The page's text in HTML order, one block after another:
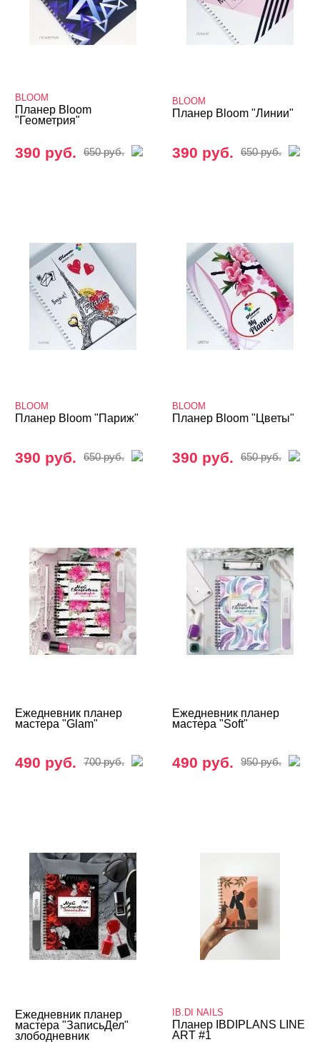
BLOOM
Планер Bloom
"Геометрия"
390 руб. 650 руб.
BLOOM
Планер Bloom "Линии"
390 руб. 650 руб.
BLOOM
Планер Bloom "Париж"
390 руб. 650 руб.
BLOOM
Планер Bloom "Цветы"
390 руб. 650 руб.
Ежедневник планер
мастера "Glam"
490 руб. 700 руб.
Ежедневник планер
мастера "Soft"
490 руб. 950 руб.
Ежедневник планер
мастера "ЗаписьДел"
злободневник
IB.DI NAILS
Планер IBDIPLANS LINE
ART #1